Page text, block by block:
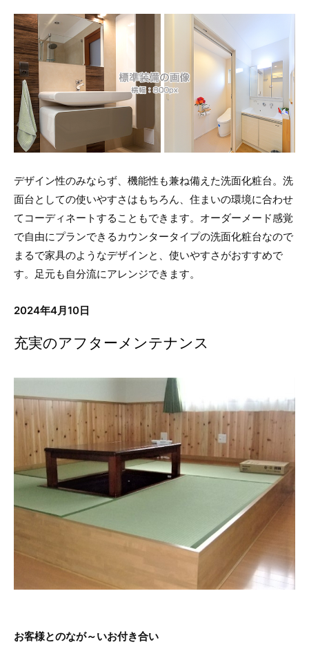
デザイン性のみならず、機能性も兼ね備えた洗面化粧台。洗
面台としての使いやすさはもちろん、住まいの環境に合わせ
てコーディネートすることもできます。オーダーメード感覚
で自由にプランできるカウンタータイプの洗面化粧台なので
まるで家具のようなデザインと、使いやすさがおすすめで
す。足元も自分流にアレンジできます。
2024年4月10日
充実のアフターメンテナンス
お客様とのなが～いお付き合い